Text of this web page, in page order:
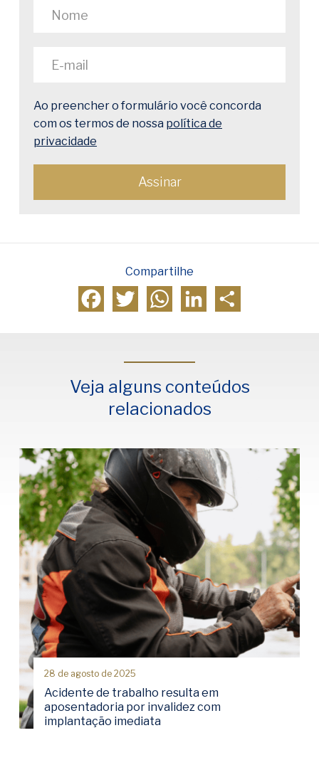
Ao preencher o formulário você concorda
com os termos de nossa política de
privacidade
Compartilhe
FacebookTwitter WhatsAppLinkedIn
Veja alguns conteúdos
relacionados
28 de agosto de 2025
Acidente de trabalho resulta em
aposentadoria por invalidez com
implantação imediata